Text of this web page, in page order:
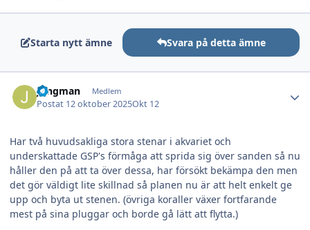
Starta nytt ämne Svara på detta ämne
Jungman Medlem
Postat 12 oktober 2025Okt 12
Har två huvudsakliga stora stenar i akvariet och
underskattade GSP's förmåga att sprida sig över sanden så nu
håller den på att ta över dessa, har försökt bekämpa den men
det gör väldigt lite skillnad så planen nu är att helt enkelt ge
upp och byta ut stenen. (övriga koraller växer fortfarande
mest på sina pluggar och borde gå lätt att flytta.)